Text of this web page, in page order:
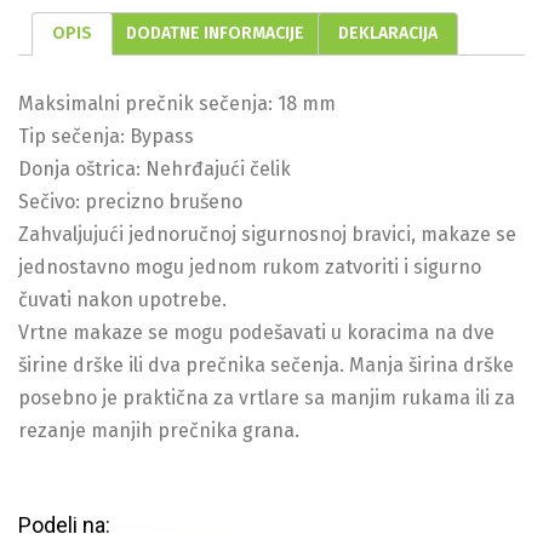
OPIS DODATNE INFORMACIJE DEKLARACIJA
Maksimalni prečnik sečenja: 18 mm
Tip sečenja: Bypass
Donja oštrica: Nehrđajući čelik
Sečivo: precizno brušeno
Zahvaljujući jednoručnoj sigurnosnoj bravici, makaze se
jednostavno mogu jednom rukom zatvoriti i sigurno
čuvati nakon upotrebe.
Vrtne makaze se mogu podešavati u koracima na dve
širine drške ili dva prečnika sečenja. Manja širina drške
posebno je praktična za vrtlare sa manjim rukama ili za
rezanje manjih prečnika grana.
Podeli na: